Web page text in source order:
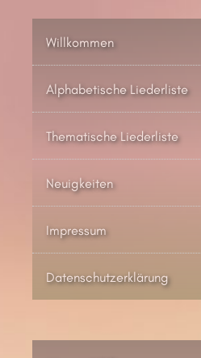
Willkommen
Alphabetische Liederliste
Thematische Liederliste
Neuigkeiten
Impressum
Datenschutzerklärung